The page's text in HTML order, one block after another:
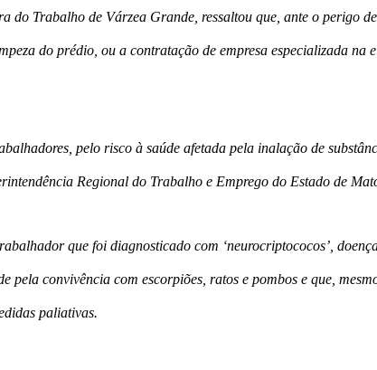
do Trabalho de Várzea Grande, ressaltou que, ante o perigo
do prédio, ou a contratação de empresa especializada na
pelo risco à saúde afetada pela inalação de
Regional do Trabalho e Emprego do Estado de
que foi diagnosticado com ‘neurocriptococos’,
pela convivência com escorpiões, ratos e pombos e que,
paliativas.